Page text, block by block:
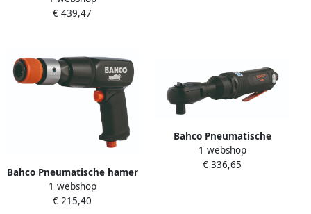
BPC815K6
€ 439,47
Bahco Pneumatische hamer
| 3200 bpm BP910
1 webshop
€ 215,40
Bahco Pneumatische
ratelsleutel 1 2" BPR821
1 webshop
€ 336,65